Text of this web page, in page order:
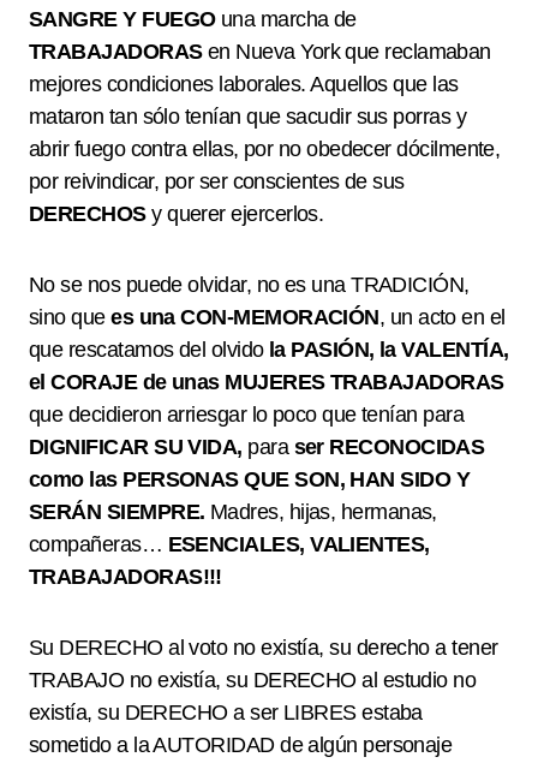
SANGRE Y FUEGOuna marcha de
TRABAJADORASen Nueva York que reclamaban
mejores condiciones laborales. Aquellos que las
mataron tan sólo tenían que sacudir sus porras y
abrir fuego contra ellas, por no obedecer dócilmente,
por reivindicar, por ser conscientes de sus
DERECHOSy querer ejercerlos.
No se nos puede olvidar, no es una TRADICIÓN,
sino quees una CON-MEMORACIÓN, un acto en el
que rescatamos del olvido la PASIÓN, la VALENTÍA,
el CORAJE de unas MUJERES TRABAJADORAS
que decidieron arriesgar lo poco que tenían para
DIGNIFICAR SU VIDA, para ser RECONOCIDAS
como las PERSONAS QUE SON, HAN SIDO Y
SERÁN SIEMPRE. Madres, hijas, hermanas,
compañeras… ESENCIALES, VALIENTES,
TRABAJADORAS!!!
Su DERECHO al voto no existía, su derecho a tener
TRABAJO no existía, su DERECHO al estudio no
existía, su DERECHO a ser LIBRES estaba
sometido a la AUTORIDAD de algún personaje